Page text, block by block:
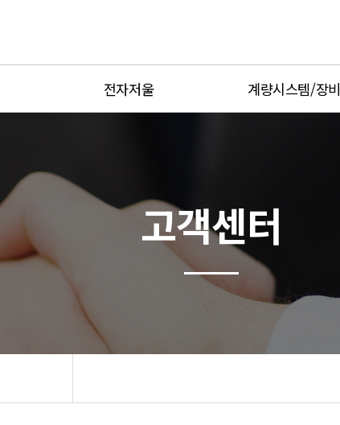
전자저울
플랫폼저울
방폭저울
방수형저울
유통형저울
계량시스템/장비
방폭계량제품
양중기과부하방지장치
중량선별기
금속검출기,X-Ray
고객센터